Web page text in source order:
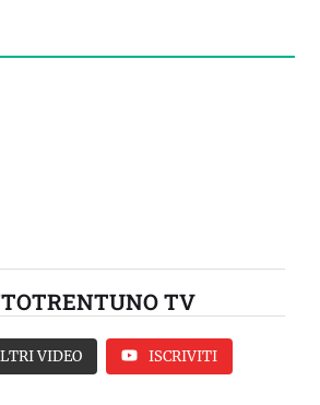
TV
VIDEO ISCRIVITI